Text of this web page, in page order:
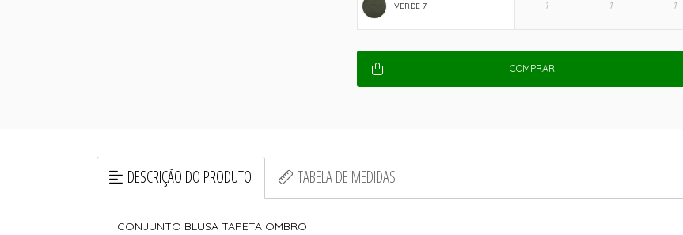
VERDE 7
COMPRAR
DESCRIÇÃO DO PRODUTO TABELA DE MEDIDAS
CONJUNTO BLUSA TAPETA OMBRO